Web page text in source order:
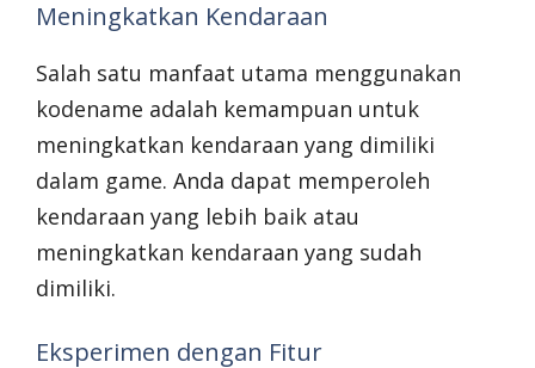
Meningkatkan Kendaraan
Salah satu manfaat utama menggunakan
kodename adalah kemampuan untuk
meningkatkan kendaraan yang dimiliki
dalam game. Anda dapat memperoleh
kendaraan yang lebih baik atau
meningkatkan kendaraan yang sudah
dimiliki.
Eksperimen dengan Fitur